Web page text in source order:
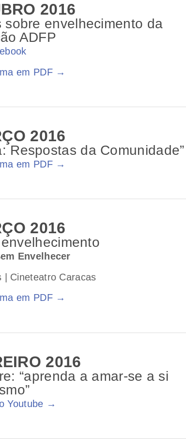
2016
envelhecimento da
ADFP
em PDF →
2016
Respostas da Comunidade”
em PDF →
2016
Envelhecer
| Cineteatro Caracas
em PDF →
2016
“aprenda a amar-se a si
Youtube →